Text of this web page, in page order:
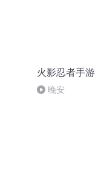
火影忍者手游
晚安